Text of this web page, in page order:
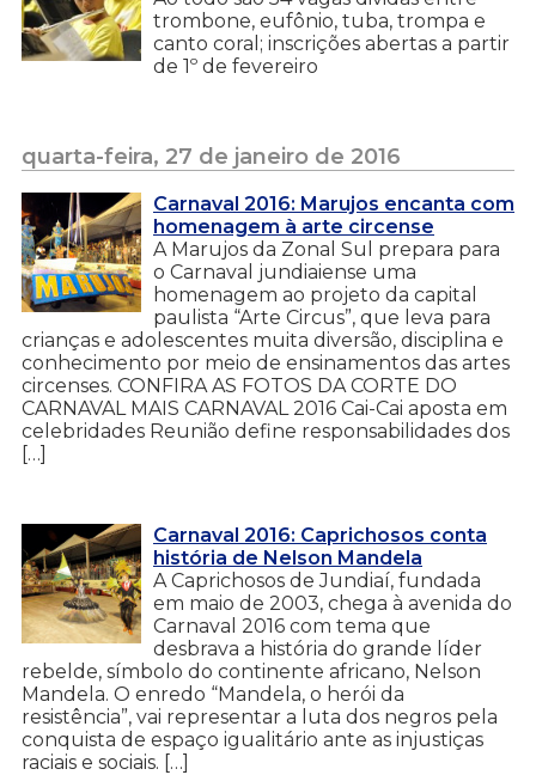
trombone, eufônio, tuba, trompa e
canto coral; inscrições abertas a partir
de 1º de fevereiro
quarta-feira, 27 de janeiro de 2016
Carnaval 2016: Marujos encanta com
homenagem à arte circense
A Marujos da Zonal Sul prepara para
o Carnaval jundiaiense uma
homenagem ao projeto da capital
paulista “Arte Circus”, que leva para
crianças e adolescentes muita diversão, disciplina e
conhecimento por meio de ensinamentos das artes
circenses. CONFIRA AS FOTOS DA CORTE DO
CARNAVAL MAIS CARNAVAL 2016 Cai-Cai aposta em
celebridades Reunião define responsabilidades dos
[…]
Carnaval 2016: Caprichosos conta
história de Nelson Mandela
A Caprichosos de Jundiaí, fundada
em maio de 2003, chega à avenida do
Carnaval 2016 com tema que
desbrava a história do grande líder
rebelde, símbolo do continente africano, Nelson
Mandela. O enredo “Mandela, o herói da
resistência”, vai representar a luta dos negros pela
conquista de espaço igualitário ante as injustiças
raciais e sociais. […]